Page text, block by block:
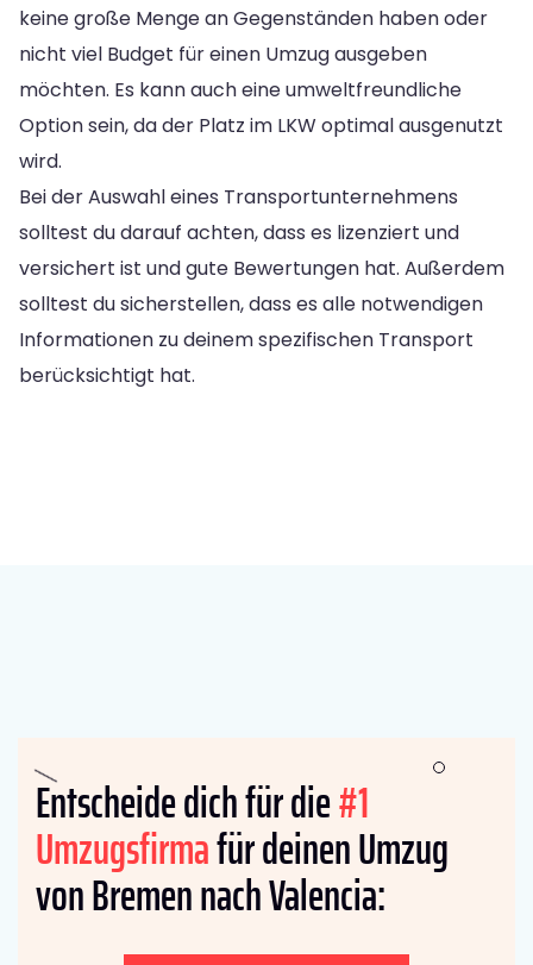
keine große Menge an Gegenständen haben oder
nicht viel Budget für einen Umzug ausgeben
möchten. Es kann auch eine umweltfreundliche
Option sein, da der Platz im LKW optimal ausgenutzt
wird.
Bei der Auswahl eines Transportunternehmens
solltest du darauf achten, dass es lizenziert und
versichert ist und gute Bewertungen hat. Außerdem
solltest du sicherstellen, dass es alle notwendigen
Informationen zu deinem spezifischen Transport
berücksichtigt hat.
Entscheide dich für die#1
Umzugsfirmafür deinen Umzug
von Bremen nach Valencia: